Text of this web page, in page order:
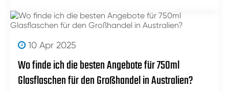
10 Apr 2025
Wo finde ich die besten Angebote für 750ml
Glasflaschen für den Großhandel in Australien?